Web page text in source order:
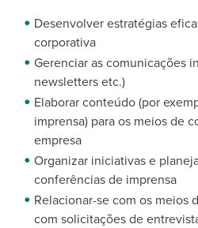
Desenvolver estratégias
corporativa
Gerenciar as comunicações
newsletters etc.)
Elaborar conteúdo (por
imprensa) para os meios de
empresa
Organizar iniciativas e
conferências de imprensa
Relacionar-se com os meios
com solicitações de